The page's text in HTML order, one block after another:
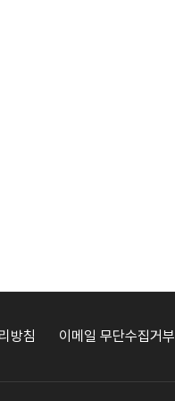
방침 이메일 무단수집거부